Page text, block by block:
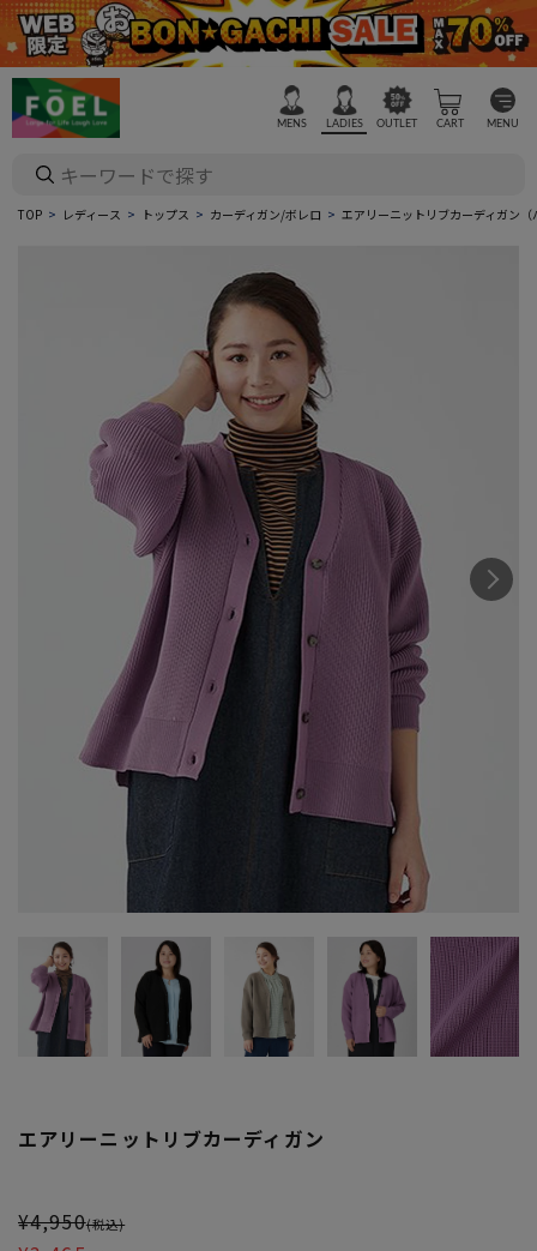
MENS LADIES OUTLET CART MENU
TOP レディース トップス カーディガン/ボレロ エアリーニットリブカーディガン（
エアリーニットリブカーディガン
¥4,950(税込)